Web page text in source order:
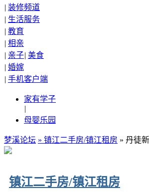
| 装修频道
| 生活服务
| 教育
| 相亲
| 亲子| 美食
| 婚嫁
| 手机客户端
家有学子
|
母婴乐园
梦溪论坛 » 镇江二手房/镇江租房 » 丹徒
镇江二手房/镇江租房